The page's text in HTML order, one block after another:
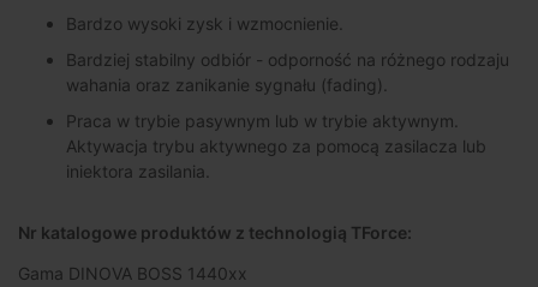
Bardzo wysoki zysk i wzmocnienie.
Bardziej stabilny odbiór - odporność na różnego rodzaju
wahania oraz zanikanie sygnału (fading).
Praca w trybie pasywnym lub w trybie aktywnym.
Aktywacja trybu aktywnego za pomocą zasilacza lub
iniektora zasilania.
Nr katalogowe produktów z technologią TForce:
Gama DINOVA BOSS 1440xx